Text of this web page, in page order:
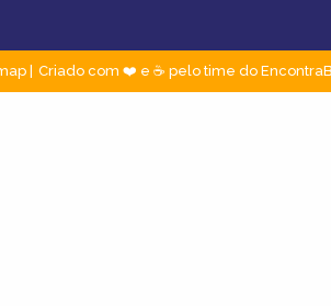
Criado com ❤️ e ☕ pelo time do